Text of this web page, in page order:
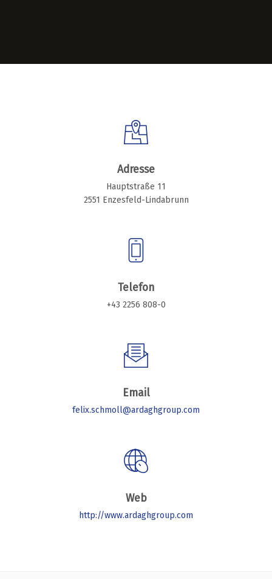
Adresse
Hauptstraße 11
2551 Enzesfeld-Lindabrunn
Telefon
+43 2256 808-0
Email
felix.schmoll@ardaghgroup.com
Web
http://www.ardaghgroup.com